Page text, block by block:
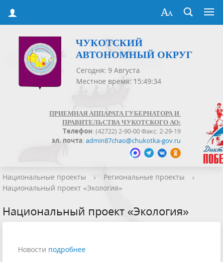
ЧУКОТСКИЙ
АВТОНОМНЫЙ ОКРУГ
Сегодня: 9 Августа
Местное время: 15:49:34
ПРИЕМНАЯ АППАРАТА ГУБЕРНАТОРА И
ПРАВИТЕЛЬСТВА ЧУКОТСКОГО АО:
Телефон: (42722) 2-90-00 Факс: 2-29-19
эл. почта:admin87chao@chukotka-gov.ru
Национальные проекты › Региональные проекты
›
Национальный проект «Экология»
Национальный проект «Экология»
Новости подробнее